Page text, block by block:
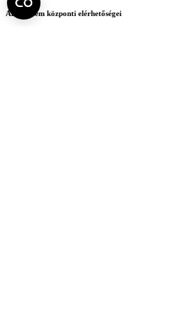
Az egyetem központi elérhetőségei